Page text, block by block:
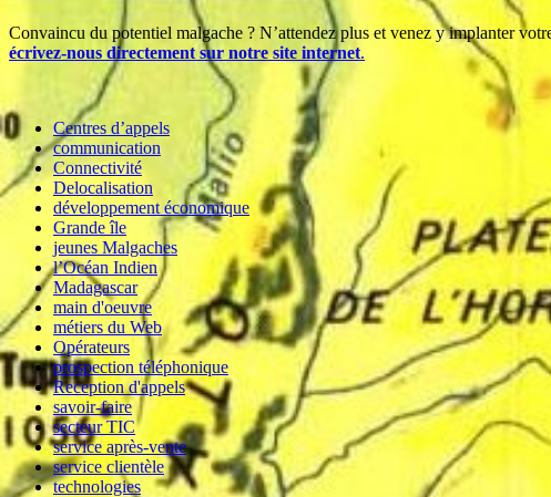
Convaincu du potentiel malgache ? N’attendez plus et venez y implanter
écrivez-nous directement sur notre site internet.
Centres d’appels
communication
Connectivité
Delocalisation
développement économique
Grande île
jeunes Malgaches
l’Océan Indien
Madagascar
main d'oeuvre
métiers du Web
Opérateurs
prospection téléphonique
Reception d'appels
savoir-faire
secteur TIC
service après-vente
service clientèle
technologies